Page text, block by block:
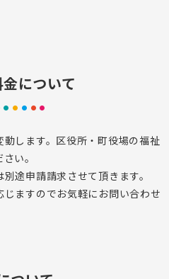
について
します。区役所・町役場の福祉
い。
途申請請求させて頂きます。
ますのでお気軽にお問い合わせ